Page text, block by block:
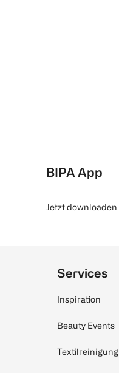
BIPA App
Jetzt downloaden
Services
Inspiration
Beauty Events
Textilreinigung